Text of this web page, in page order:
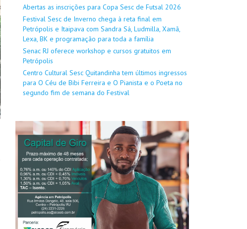
Abertas as inscrições para Copa Sesc de Futsal 2026
Festival Sesc de Inverno chega à reta final em
Petrópolis e Itaipava com Sandra Sá, Ludmilla, Xamã,
Lexa, BK e programação para toda a família
Senac RJ oferece workshop e cursos gratuitos em
Petrópolis
Centro Cultural Sesc Quitandinha tem últimos ingressos
para O Céu de Bibi Ferreira e O Pianista e o Poeta no
segundo fim de semana do Festival